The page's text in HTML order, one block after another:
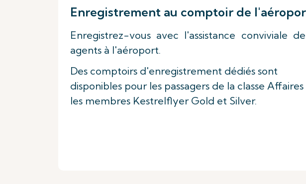
Enregistrement au comptoir de
Enregistrez-vous avec l'assistance conviviale
agents à l'aéroport.
Des comptoirs d'enregistrement dédiés sont
disponibles pour les passagers de la classe
les membres Kestrelflyer Gold et Silver.